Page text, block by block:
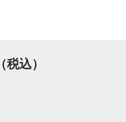
（税込）